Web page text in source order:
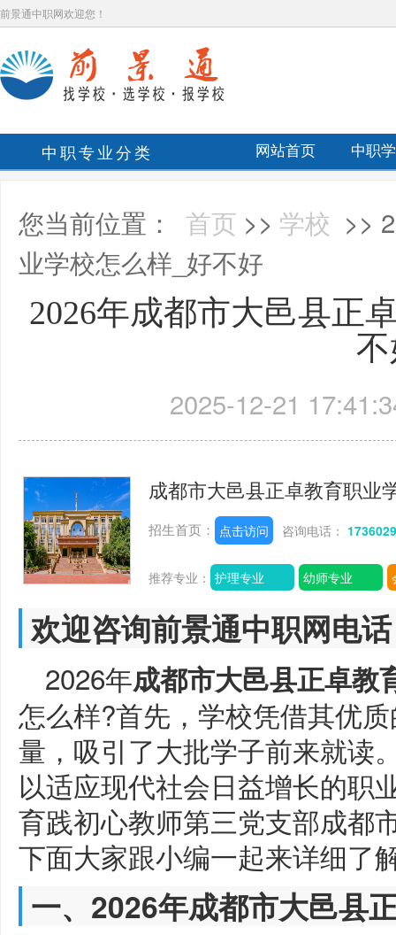
前景通中职网欢迎您！
中职专业分类 网站首页 中职
您当前位置： 首页 >> 学校 >>
业学校怎么样_好不好
2026年成都市大邑县正
2025-12-21
成都市大邑县正卓教育职业
招生首页： 点击访问 咨询电话：
推荐专业： 护理专业 幼师专业
欢迎咨询前景通中职网电
2026年成都市大邑县正卓教
怎么样?首先，学校凭借其优
量，吸引了大批学子前来就读
以适应现代社会日益增长的职
育践初心教师第三党支部成都
下面大家跟小编一起来详细了
一、2026年成都市大邑县